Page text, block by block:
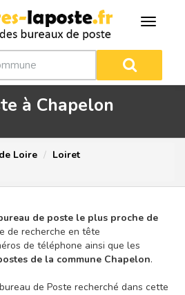
à Chapelon
Loire
Loiret
de poste le plus proche de
de recherche en tête
de téléphone ainsi que les
de la commune Chapelon.
de Poste recherché dans cette